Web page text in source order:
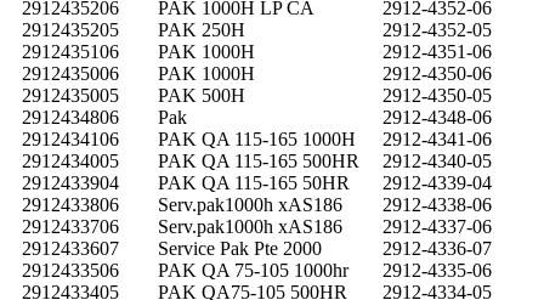
2912435206
PAK 1000H LP CA
2912-4352-06
2912435205
PAK 250H
2912-4352-05
2912435106
PAK 1000H
2912-4351-06
2912435006
PAK 1000H
2912-4350-06
2912435005
PAK 500H
2912-4350-05
2912434806
Pak
2912-4348-06
2912434106
PAK QA 115-165 1000H
2912-4341-06
2912434005
PAK QA 115-165 500HR
2912-4340-05
2912433904
PAK QA 115-165 50HR
2912-4339-04
2912433806
Serv.pak1000h xAS186
2912-4338-06
2912433706
Serv.pak1000h xAS186
2912-4337-06
2912433607
Service Pak Pte 2000
2912-4336-07
2912433506
PAK QA 75-105 1000hr
2912-4335-06
2912433405
PAK QA75-105 500HR
2912-4334-05